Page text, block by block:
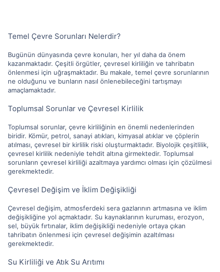
Temel Çevre Sorunları Nelerdir?
Bugünün dünyasında çevre konuları, her yıl daha da önem
kazanmaktadır. Çeşitli örgütler, çevresel kirliliğin ve tahribatın
önlenmesi için uğraşmaktadır. Bu makale, temel çevre sorunlarının
ne olduğunu ve bunların nasıl önlenebileceğini tartışmayı
amaçlamaktadır.
Toplumsal Sorunlar ve Çevresel Kirlilik
Toplumsal sorunlar, çevre kirliliğinin en önemli nedenlerinden
biridir. Kömür, petrol, sanayi atıkları, kimyasal atıklar ve çöplerin
atılması, çevresel bir kirlilik riski oluşturmaktadır. Biyolojik çeşitlilik,
çevresel kirlilik nedeniyle tehdit altına girmektedir. Toplumsal
sorunların çevresel kirliliği azaltmaya yardımcı olması için çözülmesi
gerekmektedir.
Çevresel Değişim ve İklim Değişikliği
Çevresel değişim, atmosferdeki sera gazlarının artmasına ve iklim
değişikliğine yol açmaktadır. Su kaynaklarının kuruması, erozyon,
sel, büyük fırtınalar, iklim değişikliği nedeniyle ortaya çıkan
tahribatın önlenmesi için çevresel değişimin azaltılması
gerekmektedir.
Su Kirliliği ve Atık Su Arıtımı